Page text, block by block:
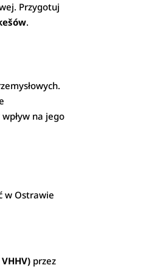
Przygotuj
.
na jego
w Ostrawie
przez